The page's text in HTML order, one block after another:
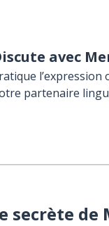
avec
l’expression
partenaire
secrète de